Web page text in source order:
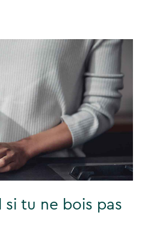
si tu ne bois pas